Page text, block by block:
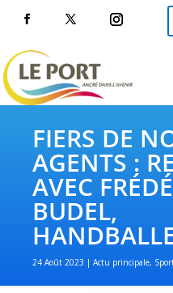
FIERS DE
AGENTS :
AVEC
BUDEL,
24 Août 2023 Actu principale,